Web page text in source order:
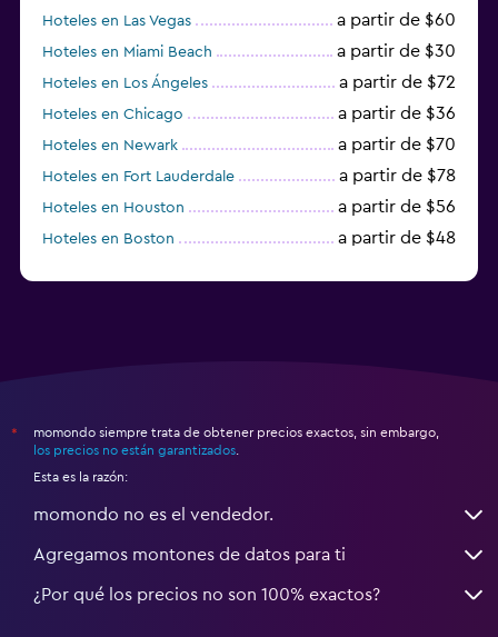
Hoteles en Las Vegas a partir de $60
Hoteles en Miami Beach a partir de $30
Hoteles en Los Ángeles a partir de $72
Hoteles en Chicago a partir de $36
Hoteles en Newark a partir de $70
Hoteles en Fort Lauderdale a partir de $78
Hoteles en Houston a partir de $56
Hoteles en Boston a partir de $48
*
momondo siempre trata de obtener precios exactos, sin embargo,
los precios no están garantizados
Esta es la razón:
momondo no es el vendedor.
Agregamos montones de datos para ti
¿Por qué los precios no son 100% exactos?